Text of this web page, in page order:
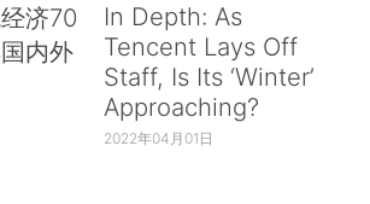
济70
内外
In Depth: As
Tencent Lays Off
Staff, Is Its ‘Winter’
Approaching?
2022年04月01日